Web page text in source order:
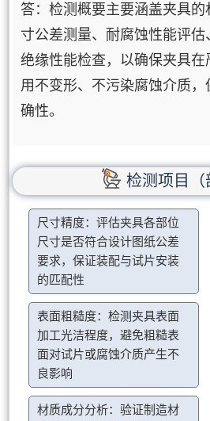
答：检测概要主要涵盖夹具的
寸公差测量、耐腐蚀性能评
绝缘性能检查，以确保夹具
用不变形、不污染腐蚀介质
确性。
检测项目（
尺寸精度：评估夹具各部位
尺寸是否符合设计图纸公差
要求，保证装配与试片安装
的匹配性
表面粗糙度：检测夹具表面
加工光洁程度，避免粗糙表
面对试片或腐蚀介质产生不
良影响
材质成分分析：验证制造材